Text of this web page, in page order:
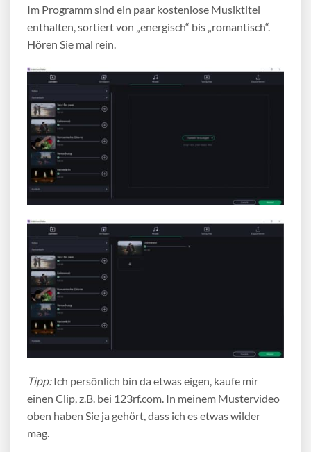
Im Programm sind ein paar kostenlose Musiktitel
enthalten, sortiert von „energisch“ bis „romantisch“.
Hören Sie mal rein.
Tipp:Ich persönlich bin da etwas eigen, kaufe mir
einen Clip, z.B. bei 123rf.com. In meinem Mustervideo
oben haben Sie ja gehört, dass ich es etwas wilder
mag.